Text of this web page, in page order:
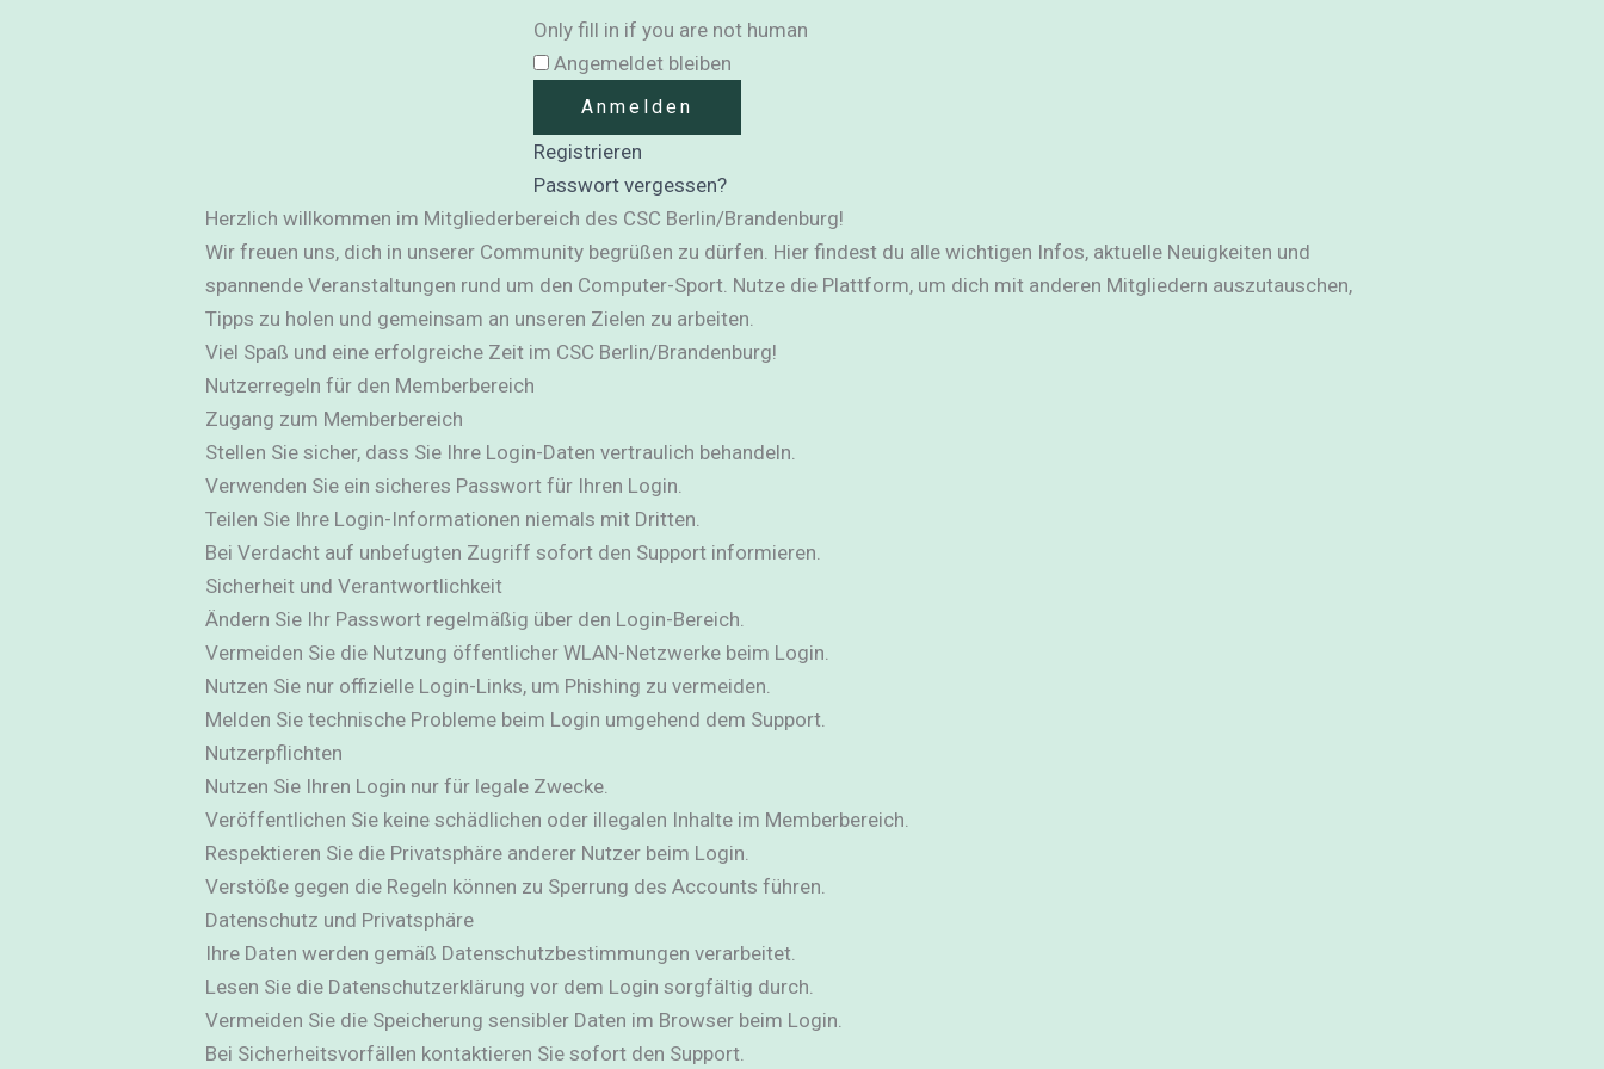
Only fill in if you are not human
Angemeldet bleiben
Registrieren
Passwort vergessen?
Herzlich willkommen im Mitgliederbereich des CSC Berlin/Brandenburg!
Wir freuen uns, dich in unserer Community begrüßen zu dürfen. Hier findest du alle wichtigen Infos, aktuelle Neuigkeiten und
spannende Veranstaltungen rund um den Computer-Sport. Nutze die Plattform, um dich mit anderen Mitgliedern auszutauschen,
Tipps zu holen und gemeinsam an unseren Zielen zu arbeiten.
Viel Spaß und eine erfolgreiche Zeit im CSC Berlin/Brandenburg!
Nutzerregeln für den Memberbereich
Zugang zum Memberbereich
Stellen Sie sicher, dass Sie Ihre Login-Daten vertraulich behandeln.
Verwenden Sie ein sicheres Passwort für Ihren Login.
Teilen Sie Ihre Login-Informationen niemals mit Dritten.
Bei Verdacht auf unbefugten Zugriff sofort den Support informieren.
Sicherheit und Verantwortlichkeit
Ändern Sie Ihr Passwort regelmäßig über den Login-Bereich.
Vermeiden Sie die Nutzung öffentlicher WLAN-Netzwerke beim Login.
Nutzen Sie nur offizielle Login-Links, um Phishing zu vermeiden.
Melden Sie technische Probleme beim Login umgehend dem Support.
Nutzerpflichten
Nutzen Sie Ihren Login nur für legale Zwecke.
Veröffentlichen Sie keine schädlichen oder illegalen Inhalte im Memberbereich.
Respektieren Sie die Privatsphäre anderer Nutzer beim Login.
Verstöße gegen die Regeln können zu Sperrung des Accounts führen.
Datenschutz und Privatsphäre
Ihre Daten werden gemäß Datenschutzbestimmungen verarbeitet.
Lesen Sie die Datenschutzerklärung vor dem Login sorgfältig durch.
Vermeiden Sie die Speicherung sensibler Daten im Browser beim Login.
Bei Sicherheitsvorfällen kontaktieren Sie sofort den Support.